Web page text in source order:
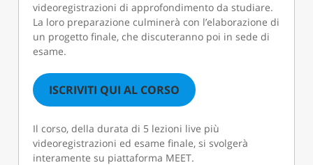
videoregistrazioni di approfondimento da studiare.
La loro preparazione culminerà con l’elaborazione di
un progetto finale, che discuteranno poi in sede di
esame.
ISCRIVITI QUI AL CORSO
Il corso, della durata di 5 lezioni live più
videoregistrazioni ed esame finale, si svolgerà
interamente su piattaforma MEET.